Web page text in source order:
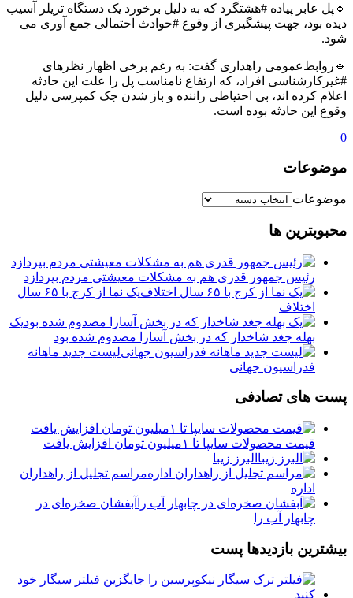
🔹️پل عابر پیاده #هشتگرد که به دلیل برخورد یک دستگاه تریلر آسیب
دیده بود، جهت پیشگیری از وقوع #حوادث احتمالی جمع آوری می
شود.
🔹روابط‌عمومی راهداری گفت: به رغم برخی اظهار نظرهای
#غیرکارشناسی افراد، که ارتفاع نامناسب پل را علت این حادثه
اعلام کرده اند، بی احتیاطی راننده و باز شدن جک کمپرسی دلیل
وقوع این حادثه بوده است.
0
موضوعات
موضوعات
محبوبترین ها
رئیس جمهور قدری هم به مشکلات معیشتی مردم بپردازد
یک نما از کرج با ۶۵ سال
اختلاف
یک
بهله جغد شاخدار که در بخش آسارا مصدوم شده بود
لیست جدید ماهانه
فدراسیون جهانی
پست های تصادفی
قیمت محصولات سایپا تا ۱میلیون تومان افزایش یافت
البرز زیبا
مراسم تجلیل از راهداران
اداره
آبفشان صخره‌ای در
چابهار آب را
بیشترین بازدیدها پست